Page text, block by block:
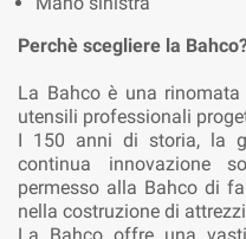
Perchè scegliere la
La Bahco è una
utensili professionali
I 150 anni di storia, la
continua innovazione
permesso alla Bahco di
nella costruzione di
La Bahco offre una